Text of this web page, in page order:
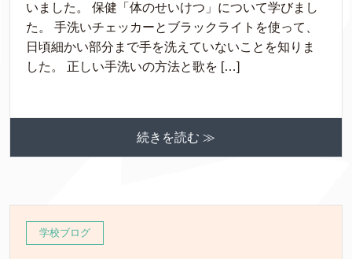
いました。 保健「体のせいけつ」について学びまし
た。 手洗いチェッカーとブラックライトを使って、
日頃細かい部分まで手を洗えていないことを知りま
した。 正しい手洗いの方法と歌を […]
続きを読む ≫
学校ブログ